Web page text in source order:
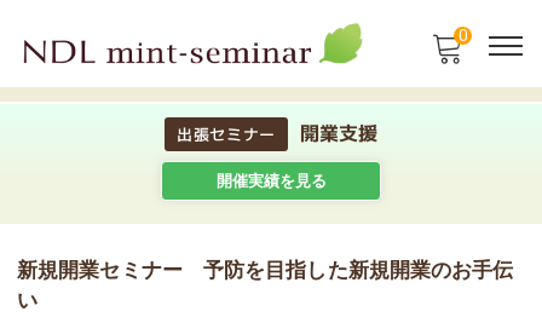
0
出張セミナー 開業支援
開催実績を見る
新規開業セミナー 予防を目指した新規開業のお手伝
い